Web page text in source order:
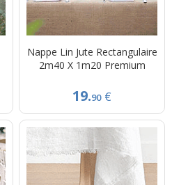
Nappe Lin Jute Rectangulaire
2m40 X 1m20 Premium
19.90 €